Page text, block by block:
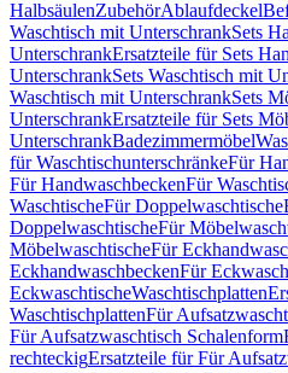
HalbsäulenZubehörAblaufdeckel
Waschtisch mit UnterschrankSets
UnterschrankErsatzteile für Sets
UnterschrankSets Waschtisch mit
Waschtisch mit UnterschrankSets
UnterschrankErsatzteile für Sets
UnterschrankBadezimmermöbel
für WaschtischunterschränkeFür
Für HandwaschbeckenFür
WaschtischeFür Doppelwaschtische
DoppelwaschtischeFür
MöbelwaschtischeFür
EckhandwaschbeckenFür
EckwaschtischeWaschtischplatten
WaschtischplattenFür
Für Aufsatzwaschtisch Schalenform
rechteckigErsatzteile für Für